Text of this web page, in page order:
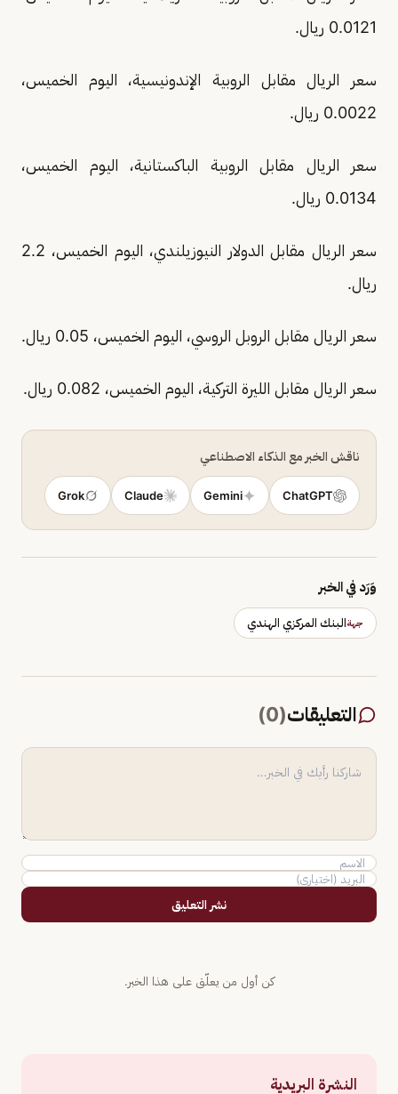
0.0121 ريال.
سعر الريال مقابل الروبية الإندونيسية، اليوم الخميس،
0.0022 ريال.
سعر الريال مقابل الروبية الباكستانية، اليوم الخميس،
0.0134 ريال.
سعر الريال مقابل الدولار النيوزيلندي، اليوم الخميس، 2.2
ريال.
سعر الريال مقابل الروبل الروسي، اليوم الخميس، 0.05 ريال.
سعر الريال مقابل الليرة التركية، اليوم الخميس، 0.082 ريال.
ناقش الخبر مع الذكاء الاصطناعي
ChatGPT
Gemini
Claude
Grok
وَرَد في الخبر
جهةالبنك المركزي الهندي
التعليقات(
0
)
نشر التعليق
كن أول من يعلّق على هذا الخبر.
النشرة البريدية